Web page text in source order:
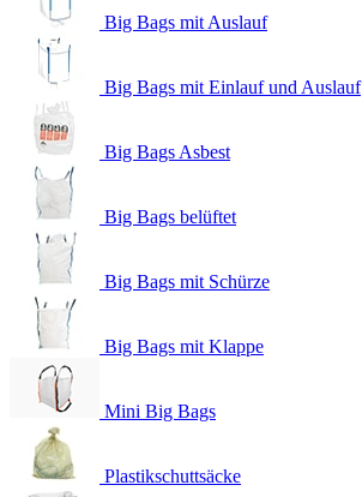
Big Bags mit Auslauf
Big Bags mit Einlauf und Auslauf
Big Bags Asbest
Big Bags belüftet
Big Bags mit Schürze
Big Bags mit Klappe
Mini Big Bags
Plastikschuttsäcke